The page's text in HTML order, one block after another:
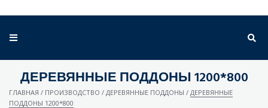
ДЕРЕВЯННЫЕ ПОДДОНЫ 1200*800
ГЛАВНАЯ / ПРОИЗВОДСТВО / ДЕРЕВЯННЫЕ ПОДДОНЫ / ДЕРЕВЯННЫЕ
ПОДДОНЫ 1200*800